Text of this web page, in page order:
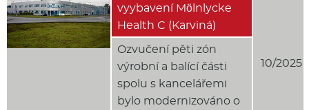
vyybavení Mölnlycke
Health C (Karviná)
10/2025
Ozvučení pěti zón
výrobní a balící části
spolu s kancelářemi
bylo modernizováno o